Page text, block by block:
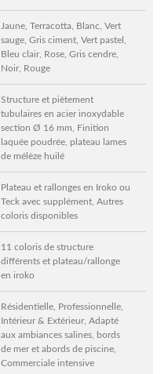
Jaune, Terracotta, Blanc, Vert
sauge, Gris ciment, Vert pastel,
Bleu clair, Rose, Gris cendre,
Noir, Rouge
Structure et piètement
tubulaires en acier inoxydable
section Ø 16 mm, Finition
laquée poudrée, plateau lames
de mélèze huilé
Plateau et rallonges en Iroko ou
Teck avec supplément, Autres
coloris disponibles
11 coloris de structure
différents et plateau/rallonge
en iroko
Résidentielle, Professionnelle,
Intérieur & Extérieur, Adapté
aux ambiances salines, bords
de mer et abords de piscine,
Commerciale intensive